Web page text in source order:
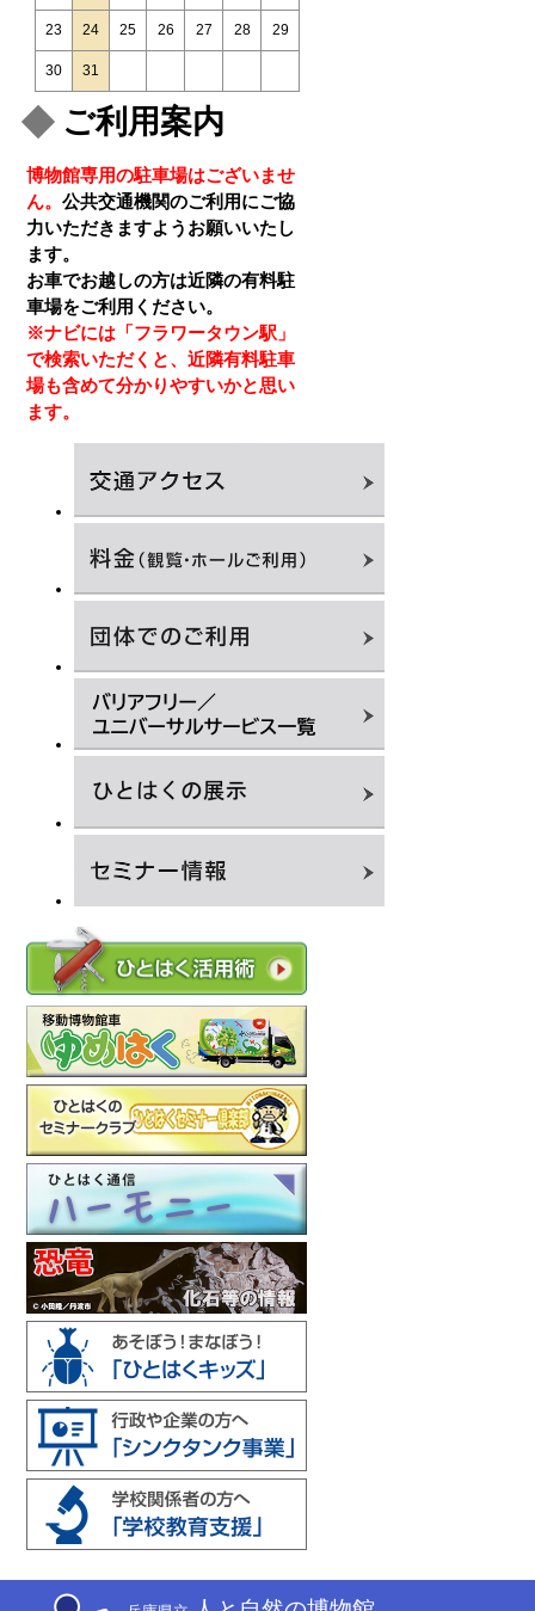
23 24 25 26 27 28 29
30 31
ご利用案内
博物館専用の駐車場はございませ
ん。 公共交通機関のご利用にご協
力いただきますようお願いいたし
ます。
お車でお越しの方は近隣の有料駐
車場をご利用ください。
※ナビには「フラワータウン駅」
で検索いただくと、近隣有料駐車
場も含めて分かりやすいかと思い
ます。